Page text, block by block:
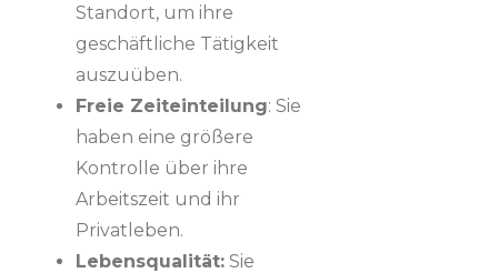
Standort, um ihre
geschäftliche Tätigkeit
auszuüben.
Freie Zeiteinteilung: Sie
haben eine größere
Kontrolle über ihre
Arbeitszeit und ihr
Privatleben.
Lebensqualität: Sie